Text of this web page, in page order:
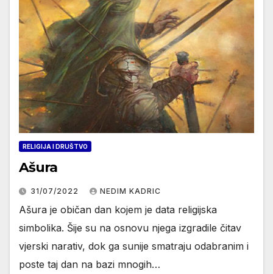
RELIGIJA I DRUŠTVO
Ašura
31/07/2022 NEDIM KADRIC
Ašura je običan dan kojem je data religijska
simbolika. Šije su na osnovu njega izgradile čitav
vjerski narativ, dok ga sunije smatraju odabranim i
poste taj dan na bazi mnogih…